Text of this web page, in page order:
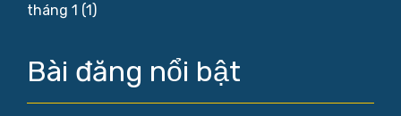
tháng 1 (1)
Bài đăng nổi bật